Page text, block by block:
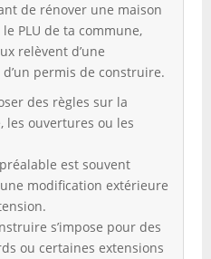
de rénover une maison
PLU de ta commune,
relèvent d’une
permis de construire.
des règles sur la
les ouvertures ou les
est souvent
modification extérieure
s’impose pour des
ou certaines extensions